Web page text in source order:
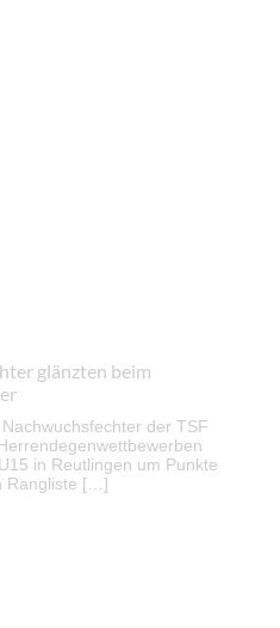
glänzten beim
der TSF
in Reutlingen um Punkte
Rangliste […]